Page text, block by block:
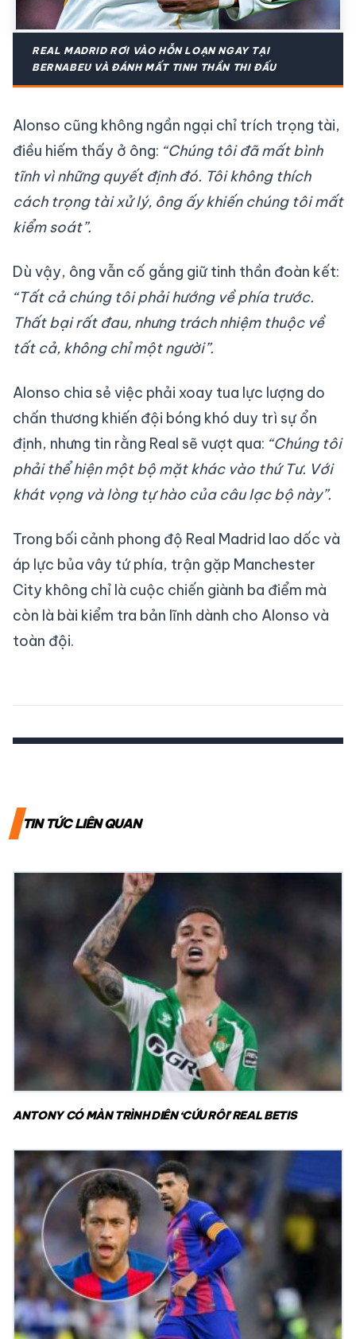
REAL MADRID RƠI VÀO HỖN LOẠN NGAY TẠI
BERNABEU VÀ ĐÁNH MẤT TINH THẦN THI ĐẤU
Alonso cũng không ngần ngại chỉ trích trọng tài,
điều hiếm thấy ở ông: “Chúng tôi đã mất bình
tĩnh vì những quyết định đó. Tôi không thích
cách trọng tài xử lý, ông ấy khiến chúng tôi mất
kiểm soát”.
Dù vậy, ông vẫn cố gắng giữ tinh thần đoàn kết:
“Tất cả chúng tôi phải hướng về phía trước.
Thất bại rất đau, nhưng trách nhiệm thuộc về
tất cả, không chỉ một người”.
Alonso chia sẻ việc phải xoay tua lực lượng do
chấn thương khiến đội bóng khó duy trì sự ổn
định, nhưng tin rằng Real sẽ vượt qua: “Chúng tôi
phải thể hiện một bộ mặt khác vào thứ Tư. Với
khát vọng và lòng tự hào của câu lạc bộ này”.
Trong bối cảnh phong độ Real Madrid lao dốc và
áp lực bủa vây tứ phía, trận gặp Manchester
City không chỉ là cuộc chiến giành ba điểm mà
còn là bài kiểm tra bản lĩnh dành cho Alonso và
toàn đội.
TIN TỨC LIÊN QUAN
ANTONY CÓ MÀN TRÌNH DIỄN ‘CỨU RỖI’ REAL BETIS